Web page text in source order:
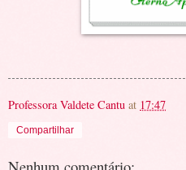
Professora Valdete Cantu at 17:47
Compartilhar